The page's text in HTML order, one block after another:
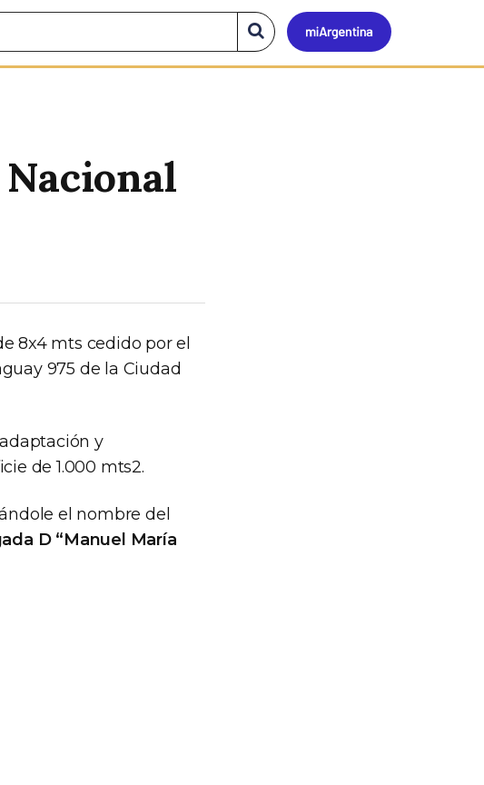
Mi
Buscar
en
el
8x4 mts cedido por el
975 de la Ciudad
y
de 1.000 mts2.
el nombre del
D “Manuel María